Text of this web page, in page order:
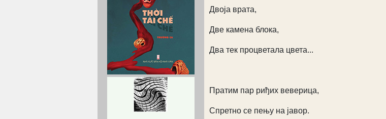
Двоја врата,
Две камена блока,
Два тек процветала цвета...
Пратим пар риђих веверица,
Спретно се пењу на јавор.